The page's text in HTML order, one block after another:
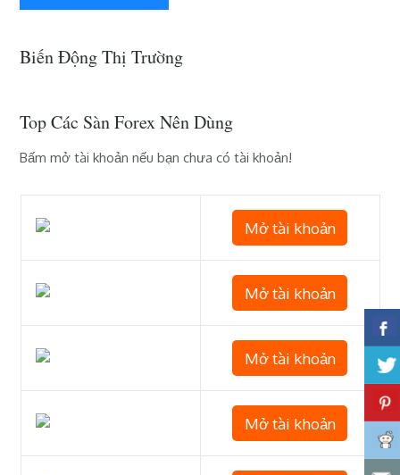
Biến Động Thị Trường
Top Các Sàn Forex Nên Dùng
Bấm mở tài khoản nếu bạn chưa có tài khoản!
Mở tài khoản
Mở tài khoản
Mở tài khoản
Mở tài khoản